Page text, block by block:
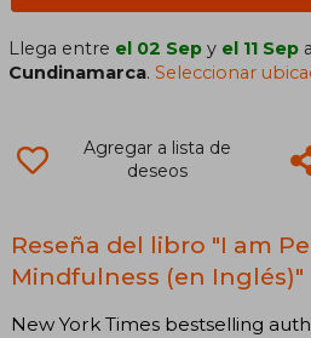
Llega entre el 02 Sep y el 11 Sep a
Cundinamarca.Seleccionar
Agregar a lista de
deseos
Reseña del libro "I am
Mindfulness (en Inglés)"
New York Times bestselling